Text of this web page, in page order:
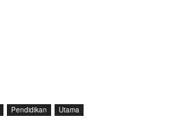
Pendidikan Utama